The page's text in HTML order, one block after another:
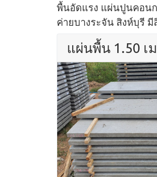
พื้นอัดแรง แผ่นปูนคอน
ค่ายบางระจัน สิงห์บุรี
แผ่นพื้น 1.50 เ